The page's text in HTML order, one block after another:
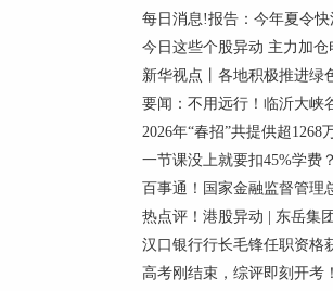
每日消息!报告：今年夏令
今日这些个股异动 主力加
新华视点丨各地积极推进绿
要闻：不用远行！临沂大峡
2026年“春招”共提供超1268
一节课没上就要扣45%学费
百事通！国家金融监督管理
热点评！港股异动 | 东岳集
汉口银行行长毛锋任职资格
高考刚结束，综评即刻开考